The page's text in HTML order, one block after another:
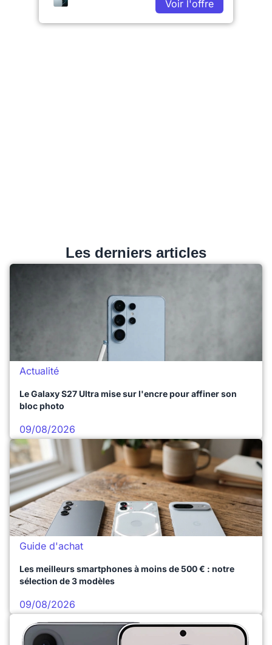
Voir l'offre
Les derniers articles
Actualité
Le Galaxy S27 Ultra mise sur l'encre pour affiner son
bloc photo
09/08/2026
Guide d'achat
Les meilleurs smartphones à moins de 500 € : notre
sélection de 3 modèles
09/08/2026